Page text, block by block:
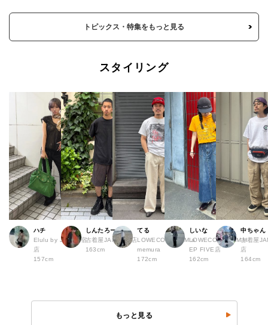
トピックス・特集をもっと見る
スタイリング
ハチ
Elulu by JAM 原宿
店
157cm
しんたろー
古着屋JAM 仙台店
163cm
てる
LOWECO by JAM a
memura
172cm
しいな
LOWECO by JAM H
EP FIVE店
162cm
中ちゃん
古着屋
店
164cm
もっと見る